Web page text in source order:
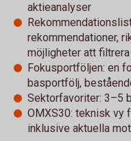
aktieanalyser
rekommendationer,
möjligheter att
Fokusportföljen: en
basportfölj,
Sektorfavoriter: 3–5
OMXS30: teknisk vy
inklusive aktuella